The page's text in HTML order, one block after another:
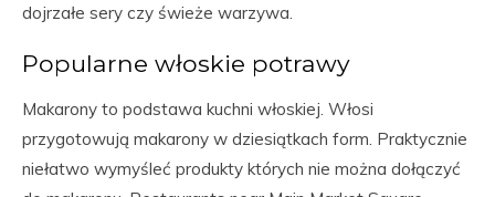
dojrzałe sery czy świeże warzywa.
Popularne włoskie potrawy
Makarony to podstawa kuchni włoskiej. Włosi
przygotowują makarony w dziesiątkach form. Praktycznie
niełatwo wymyśleć produkty których nie można dołączyć